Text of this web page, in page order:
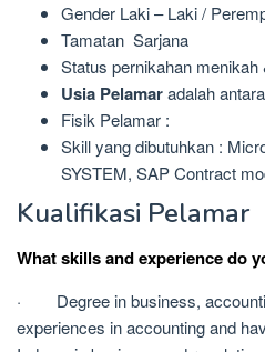
Gender Laki – Laki /
Tamatan Sarjana
Status pernikahan menikah
Usia Pelamaradalah
Fisik Pelamar :
Skill yang dibutuhkan :
SYSTEM, SAP Contract
Kualifikasi Pelamar
What skills and experience do
· Degree in business,
experiences in accounting and